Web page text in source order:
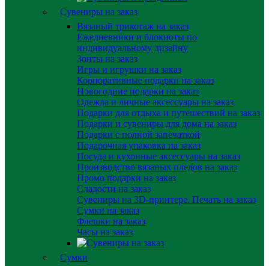
Сувениры на заказ
Вязаный трикотаж на заказ
Ежедневники и блокноты по
индивидуальному дизайну
Зонты на заказ
Игры и игрушки на заказ
Корпоративные подарки на заказ
Новогодние подарки на заказ
Одежда и личные аксессуары на заказ
Подарки для отдыха и путешествий на заказ
Подарки и сувениры для дома на заказ
Подарки с полной запечаткой
Подарочная упаковка на заказ
Посуда и кухонные аксессуары на заказ
Производство вязаных пледов на заказ
Промо подарки на заказ
Сладости на заказ
Сувениры на 3D-принтере. Печать на заказ
Сумки на заказ
Флешки на заказ
Часы на заказ
Сумки